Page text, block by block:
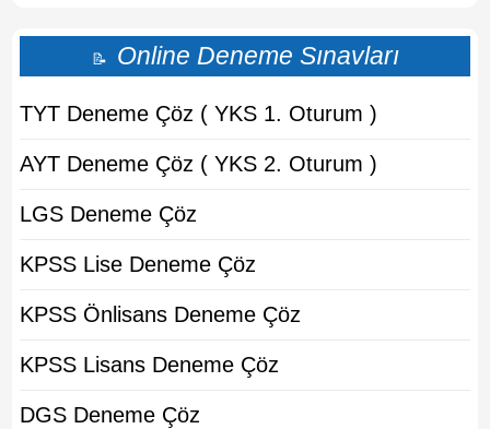
📝 Online Deneme Sınavları
TYT Deneme Çöz ( YKS 1. Oturum )
AYT Deneme Çöz ( YKS 2. Oturum )
LGS Deneme Çöz
KPSS Lise Deneme Çöz
KPSS Önlisans Deneme Çöz
KPSS Lisans Deneme Çöz
DGS Deneme Çöz